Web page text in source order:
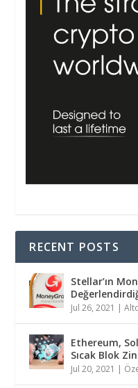
RECENT POSTS
Stellar’ın
Jul 26, 2021 |
Ethereum,
Sıcak Blok
Jul 20, 2021 |